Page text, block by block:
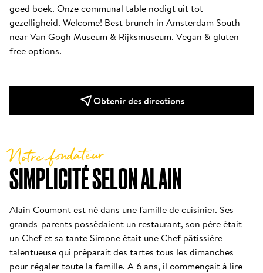
goed boek. Onze communal table nodigt uit tot
gezelligheid. Welcome! Best brunch in Amsterdam South
near Van Gogh Museum & Rijksmuseum. Vegan & gluten-
free options.
Obtenir des directions
SIMPLICITÉ SELON ALAIN
Notre fondateur
Alain Coumont est né dans une famille de cuisinier. Ses
grands-parents possédaient un restaurant, son père était
un Chef et sa tante Simone était une Chef pâtissière
talentueuse qui préparait des tartes tous les dimanches
pour régaler toute la famille. A 6 ans, il commençait à lire